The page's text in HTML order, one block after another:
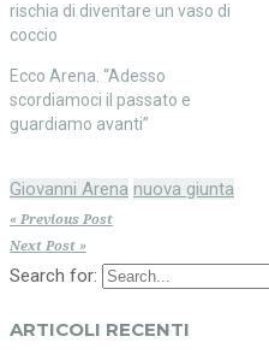
rischia di diventare un vaso di
coccio
Ecco Arena. “Adesso
scordiamoci il passato e
guardiamo avanti”
Giovanni Arena nuova giunta
« Previous Post
Next Post »
Search for:
ARTICOLI RECENTI